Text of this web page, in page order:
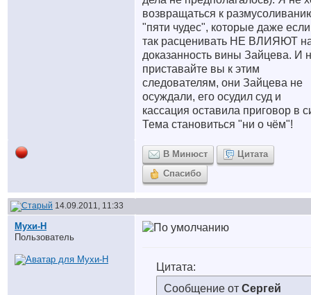
возвращаться к
"пяти чудес", которые даже
так расценивать НЕ ВЛИЯЮТ
доказанность вины Зайцева. И
приставайте вы к этим
следователям, они Зайцева не
осуждали, его осудил суд и
кассация оставила приговор в
Тема становиться "ни о чём"!
В Минюст
Цитата
Спасибо
14.09.2011, 11:33
Мухи-Н
Пользователь
Цитата:
Сообщение от Сергей